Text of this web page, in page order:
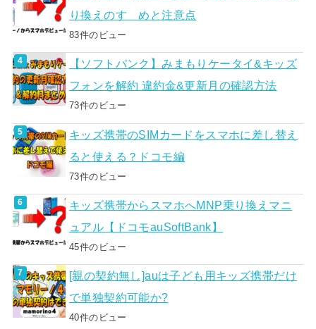
り換えのすゝめと注意点
83件のビュー
【ソフトバンク】みまもりケータイ&キッズ
フォンを解約 違約金&更新月の確認方法
73件のビュー
キッズ携帯のSIMカードをスマホに差し替え
ると使える？ドコモ編
73件のビュー
キッズ携帯からスマホへMNP乗り換えマニ
ュアル【ドコモauSoftBank】
45件のビュー
[親の契約無し]auは子ども用キッズ携帯だけ
で単独契約可能か?
40件のビュー